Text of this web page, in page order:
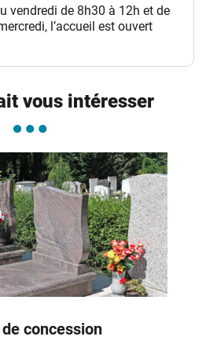
vendredi de 8h30 à 12h et de
l’accueil est ouvert
vous intéresser
concession